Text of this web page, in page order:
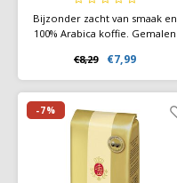
Bijzonder zacht van smaak en
100% Arabica koffie. Gemalen
€8,29 €7,99
-7%